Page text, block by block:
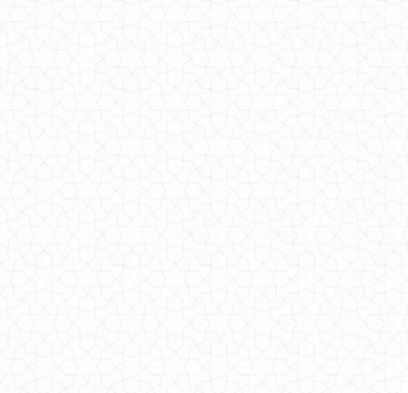
Модное платье гольф с открытыми плечами
440.00грн.